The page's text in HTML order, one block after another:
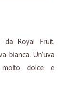
Royal Fruit.
bianca. Un'uva
molto dolce e